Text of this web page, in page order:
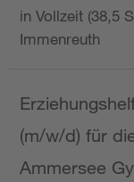
in Vollzeit (38,5
Immenreuth
(m/w/d) für
Ammersee